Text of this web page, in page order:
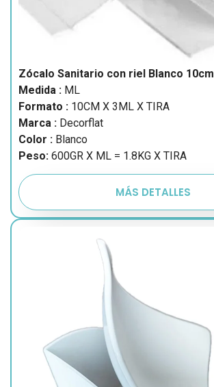
Zócalo Sanitario con riel Blanco 10cm
Medida : ML
Formato : 10CM X 3ML X TIRA
Marca : Decorflat
Color : Blanco
Peso: 600GR X ML = 1.8KG X TIRA
MÁS DETALLES